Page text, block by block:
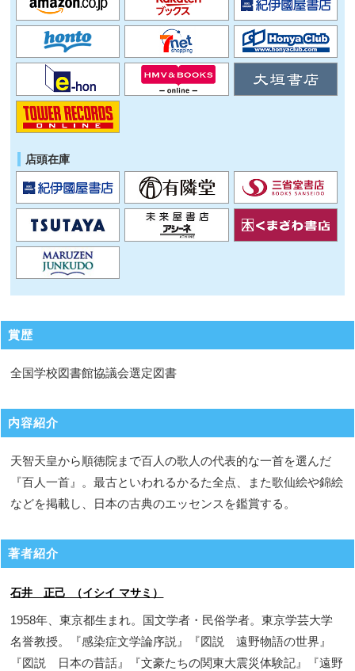
店頭在庫
賞歴
全国学校図書館協議会選定図書
内容紹介
天智天皇から順徳院まで百人の歌人の代表的な一首を選んだ
『百人一首』。最古といわれるかるた全点、また歌仙絵や錦絵
などを掲載し、日本の古典のエッセンスを鑑賞する。
著者紹介
石井 正己 （イシイ マサミ）
1958年、東京都生まれ。国文学者・民俗学者。東京学芸大学
名誉教授。『感染症文学論序説』『図説 遠野物語の世界』
『図説 日本の昔話』『文豪たちの関東大震災体験記』『遠野